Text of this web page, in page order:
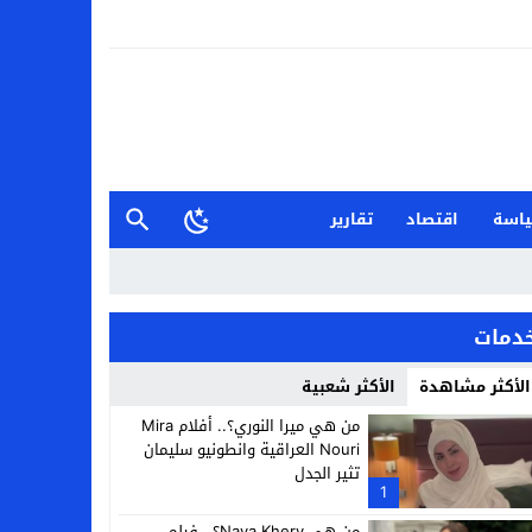
اقتصاد
تقارير
الأكثر مشاهدة الأكثر شعبية
1
من هي ميرا النوري؟.. أفلام Mira
Nouri العراقية وانطونيو سليمان
تثير الجدل